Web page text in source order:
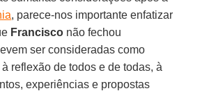
, parece-nos importante enfatizar
Francisco não fechou
ser consideradas como
reflexão de todos e de todas, à
experiências e propostas